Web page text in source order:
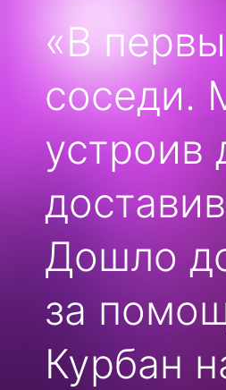
«В
соседи.
устроив
Дошло
за
Курбан